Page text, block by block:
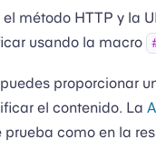
método HTTP y la
usando la macro
proporcionar
el contenido. La
como en la